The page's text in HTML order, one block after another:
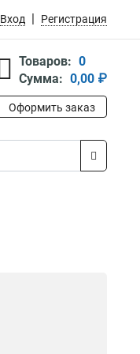
Вход Регистрация
Товаров: 0
Сумма: 0,00 ₽
Оформить заказ